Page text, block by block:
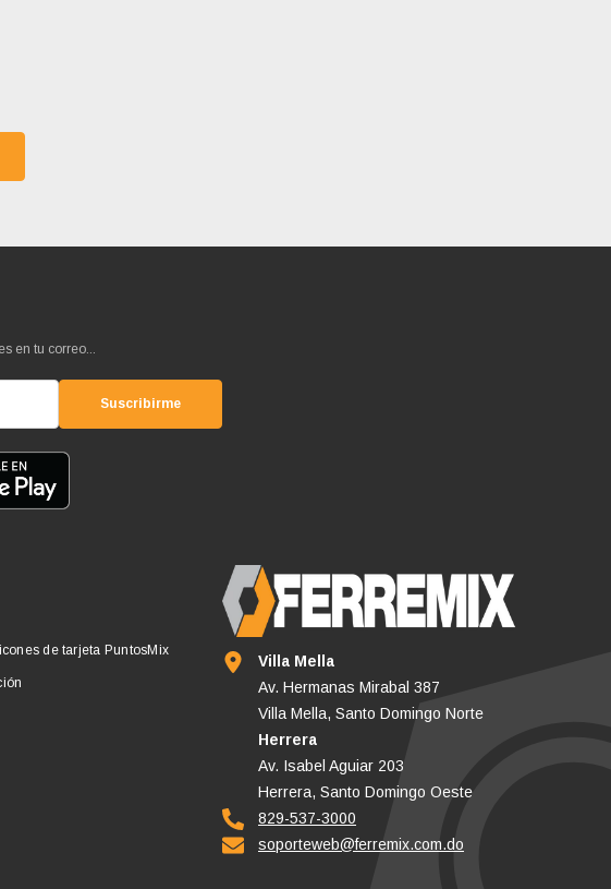
en tu correo...
Suscribirme
de tarjeta PuntosMix
Villa Mella
Av. Hermanas Mirabal 387
Villa Mella, Santo Domingo Norte
Herrera
Av. Isabel Aguiar 203
Herrera, Santo Domingo Oeste
829-537-3000
soporteweb@ferremix.com.do